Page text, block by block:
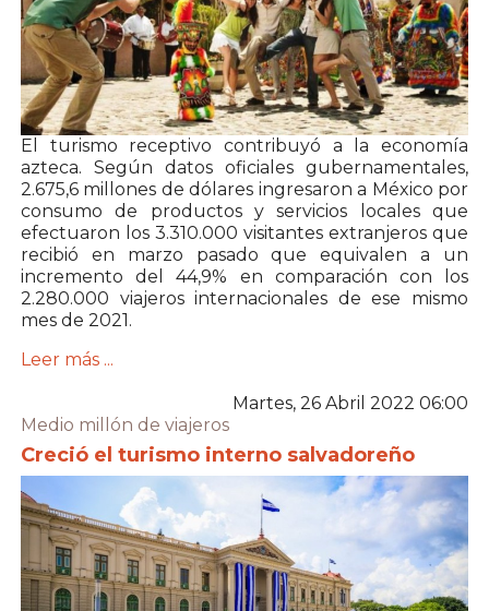
El turismo receptivo contribuyó a la economía
azteca. Según datos oficiales gubernamentales,
2.675,6 millones de dólares ingresaron a México por
consumo de productos y servicios locales que
efectuaron los 3.310.000 visitantes extranjeros que
recibió en marzo pasado que equivalen a un
incremento del 44,9% en comparación con los
2.280.000 viajeros internacionales de ese mismo
mes de 2021.
Leer más ...
Martes, 26 Abril 2022 06:00
Medio millón de viajeros
Creció el turismo interno salvadoreño